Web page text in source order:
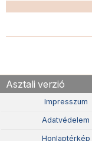
Asztali verzió
Impresszum
Adatvédelem
Honlaptérkép